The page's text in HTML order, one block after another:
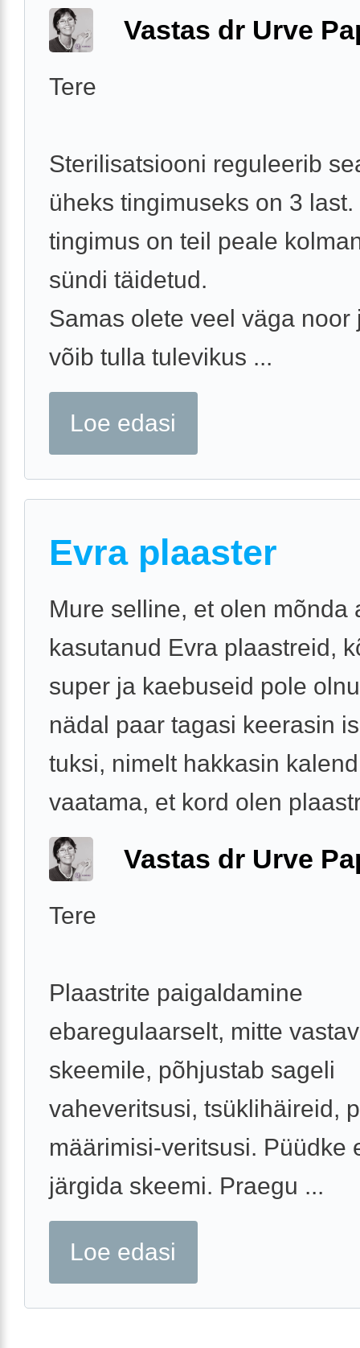
Vastas dr Urve
Tere
Sterilisatsiooni reguleerib
üheks tingimuseks on 3 last.
tingimus on teil peale
sündi täidetud.
Samas olete veel väga noor
võib tulla tulevikus ...
Loe edasi
Evra plaaster
Mure selline, et olen mõnda
kasutanud Evra plaastreid,
super ja kaebuseid pole
nädal paar tagasi keerasin
tuksi, nimelt hakkasin
vaatama, et kord olen
Vastas dr Urve
Tere
Plaastrite paigaldamine
ebaregulaarselt, mitte
skeemile, põhjustab sageli
vaheveritsusi, tsüklihäireid,
määrimisi-veritsusi. Püüdke
järgida skeemi. Praegu ...
Loe edasi